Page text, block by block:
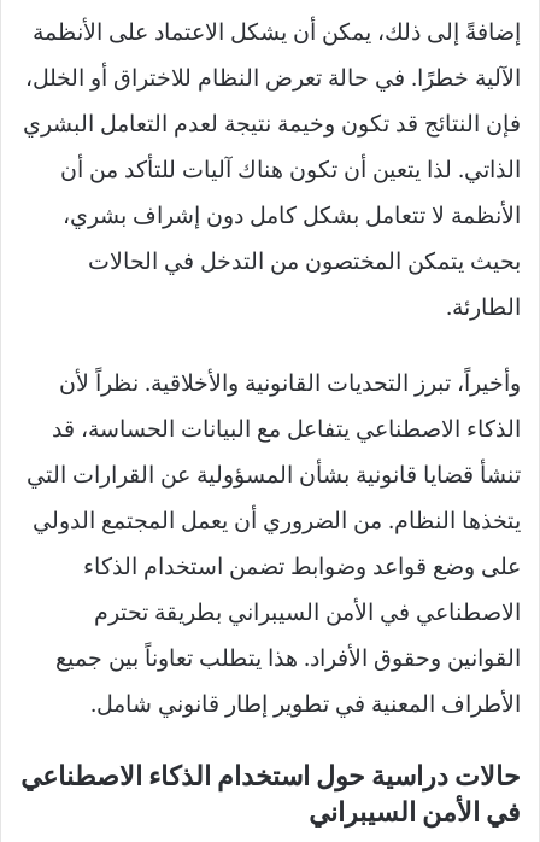
إضافةً إلى ذلك، يمكن أن يشكل الاعتماد على الأنظمة
الآلية خطرًا. في حالة تعرض النظام للاختراق أو الخلل،
فإن النتائج قد تكون وخيمة نتيجة لعدم التعامل البشري
الذاتي. لذا يتعين أن تكون هناك آليات للتأكد من أن
الأنظمة لا تتعامل بشكل كامل دون إشراف بشري،
بحيث يتمكن المختصون من التدخل في الحالات
الطارئة.
وأخيراً، تبرز التحديات القانونية والأخلاقية. نظراً لأن
الذكاء الاصطناعي يتفاعل مع البيانات الحساسة، قد
تنشأ قضايا قانونية بشأن المسؤولية عن القرارات التي
يتخذها النظام. من الضروري أن يعمل المجتمع الدولي
على وضع قواعد وضوابط تضمن استخدام الذكاء
الاصطناعي في الأمن السيبراني بطريقة تحترم
القوانين وحقوق الأفراد. هذا يتطلب تعاوناً بين جميع
الأطراف المعنية في تطوير إطار قانوني شامل.
حالات دراسية حول استخدام الذكاء الاصطناعي
في الأمن السيبراني